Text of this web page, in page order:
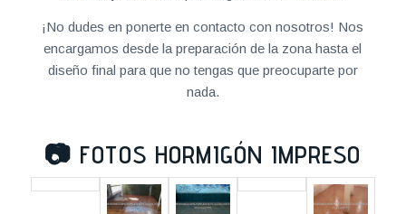
¡No dudes en ponerte en contacto con nosotros! Nos
encargamos desde la preparación de la zona hasta el
diseño final para que no tengas que preocuparte por
nada.
📷 FOTOS HORMIGÓN IMPRESO